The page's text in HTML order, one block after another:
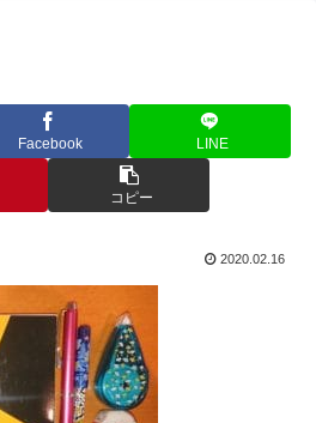
Facebook LINE
コピー
2020.02.16